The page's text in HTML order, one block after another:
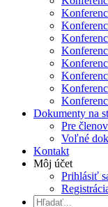
Dokumenty na
Pre členov
Voľné
Kontakt
Môj účet
Prihlásiť
Hľadať: